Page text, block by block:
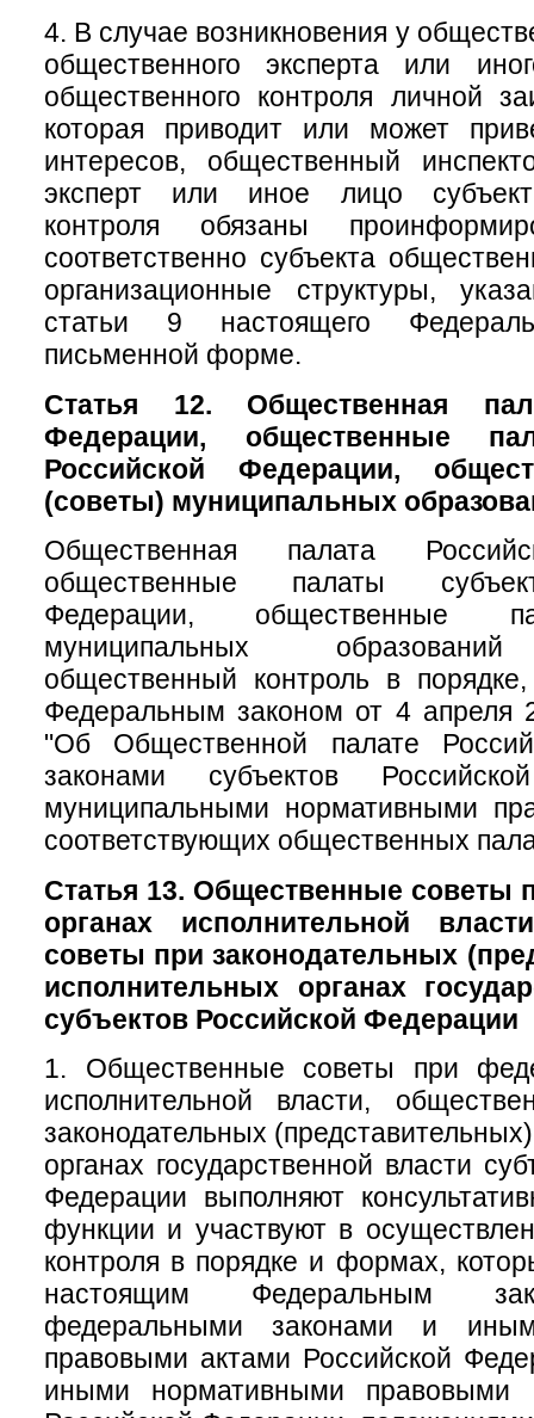
4. В случае возникновения у
общественного эксперта или
общественного контроля личной
которая приводит или может
интересов, общественный
эксперт или иное лицо
контроля обязаны
соответственно субъекта
организационные структуры,
статьи 9 настоящего
письменной форме.
Статья 12. Общественная
Федерации, общественные
Российской Федерации,
(советы) муниципальных
Общественная палата
общественные палаты
Федерации, общественные
муниципальных
общественный контроль в
Федеральным законом от 4 апреля
"Об Общественной палате
законами субъектов
муниципальными нормативными
соответствующих общественных
Статья 13. Общественные советы
органах исполнительной
советы при законодательных
исполнительных органах
субъектов Российской Федерации
1. Общественные советы при
исполнительной власти,
законодательных
органах государственной власти
Федерации выполняют
функции и участвуют в
контроля в порядке и формах,
настоящим Федеральным
федеральными законами и
правовыми актами Российской
иными нормативными правовыми